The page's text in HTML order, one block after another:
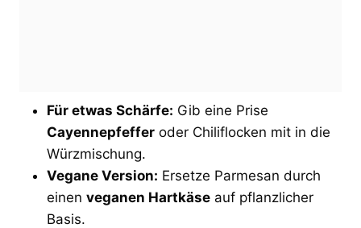
Für etwas Schärfe: Gib eine Prise
Cayennepfeffer oder Chiliflocken mit in die
Würzmischung.
Vegane Version: Ersetze Parmesan durch
einen veganen Hartkäse auf pflanzlicher
Basis.